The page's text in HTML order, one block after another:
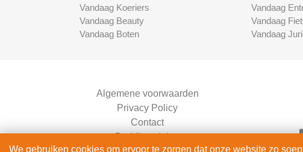
Vandaag Koeriers
Vandaag Beauty
Vandaag Boten
Vandaag
Vandaag
Vandaag
Algemene voorwaarden
Privacy Policy
Contact
Bedrijven Inlog
We gebruiken cookies om ervoor te zorgen dat onze website zo